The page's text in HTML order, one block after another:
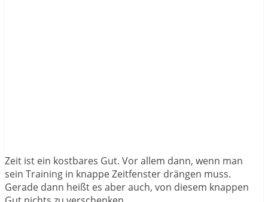
Zeit ist ein kostbares Gut. Vor allem dann, wenn man
sein Training in knappe Zeitfenster drängen muss.
Gerade dann heißt es aber auch, von diesem knappen